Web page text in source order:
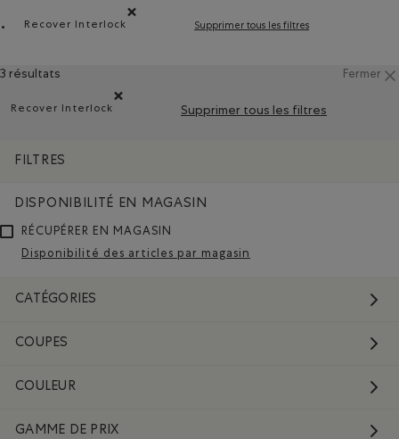
Recover Interlock
Supprimer tous les filtres
3 résultats Fermer
Recover Interlock
Supprimer le filtre Classé selon Composition : Recover
Supprimer tous les filtres
FILTRES
DISPONIBILITÉ EN MAGASIN
RÉCUPÉRER EN MAGASIN
Disponibilité des articles par magasin
CATÉGORIES
COUPES
COULEUR
GAMME DE PRIX